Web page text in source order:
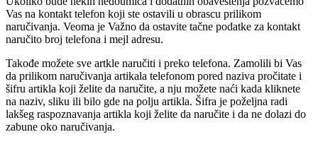
Vas na kontakt telefon koji ste ostavili u obrascu prilikom
naručivanja. Veoma je Važno da ostavite tačne podatke za kontakt
naručito broj telefona i mejl adresu.
Takođe možete sve artkle naručiti i preko telefona. Zamolili bi Vas
da prilikom naručivanja artikala telefonom pored naziva pročitate i
šifru artikla koji želite da naručite, a nju možete naći kada kliknete
na naziv, sliku ili bilo gde na polju artikla. Šifra je poželjna radi
lakšeg raspoznavanja artikla koji želite da naručite i da ne dolazi do
zabune oko naručivanja.